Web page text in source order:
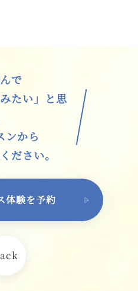
で
たい」と思
ンから
ださい。
体験を予約